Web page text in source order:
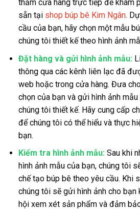
thăm cửa hàng trực tiếp để khám
sẵn tại shop búp bê Kim Ngân.
cầu của bạn, hãy chọn một mẫu
chúng tôi thiết kế theo hình ảnh
Đặt hàng và gửi hình ảnh mẫu:
thông qua các kênh liên lạc đã
web hoặc trong cửa hàng. Đưa
chọn của bạn và gửi hình ảnh
chúng tôi thiết kế. Hãy cung cấp
để chúng tôi có thể hiểu và thực
bạn.
Kiểm tra hình ảnh mẫu:Sau khi
hình ảnh mẫu của bạn, chúng tôi
chế tạo búp bê theo yêu cầu. Khi
chúng tôi sẽ gửi hình ảnh cho bạn
hội xem xét sản phẩm và đảm